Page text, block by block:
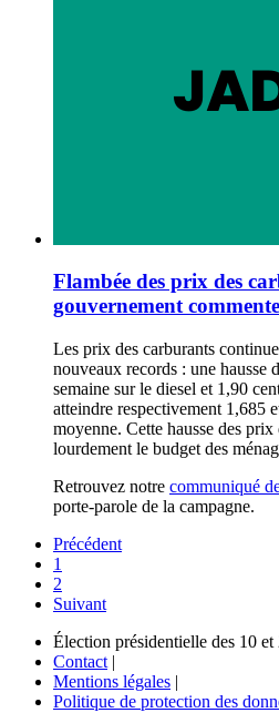
Flambée des prix des
gouvernement
Les prix des carburants
nouveaux records : une hausse
semaine sur le diesel et 1,90
atteindre respectivement 1,685
moyenne. Cette hausse des
lourdement le budget des
Retrouvez notre communiqué
porte-parole de la campagne.
Précédent
1
2
Suivant
Élection présidentielle des 10
Contact |
Mentions légales |
Politique de protection des